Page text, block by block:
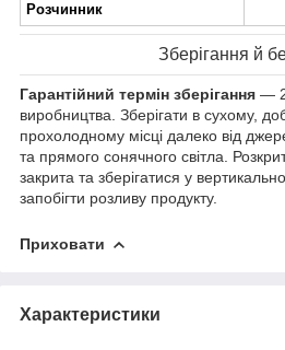
Розчинник
Зберігання й
Гарантійний термін зберігання —
виробництва. Зберігати в сухому,
прохолодному місці далеко від
та прямого сонячного світла.
закрита та зберігатися у
запобігти розливу продукту.
Приховати
Характеристики